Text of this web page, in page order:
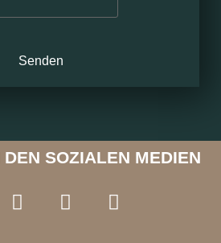
SOZIALEN MEDIEN